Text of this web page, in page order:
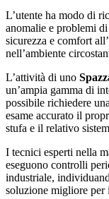
L’utente ha modo di
anomalie e problemi
sicurezza e comfort
nell’ambiente
L’attività di uno
un’ampia gamma di
possibile richiedere
esame accurato il
stufa e il relativo
I tecnici esperti nella
eseguono controlli
industriale,
soluzione migliore